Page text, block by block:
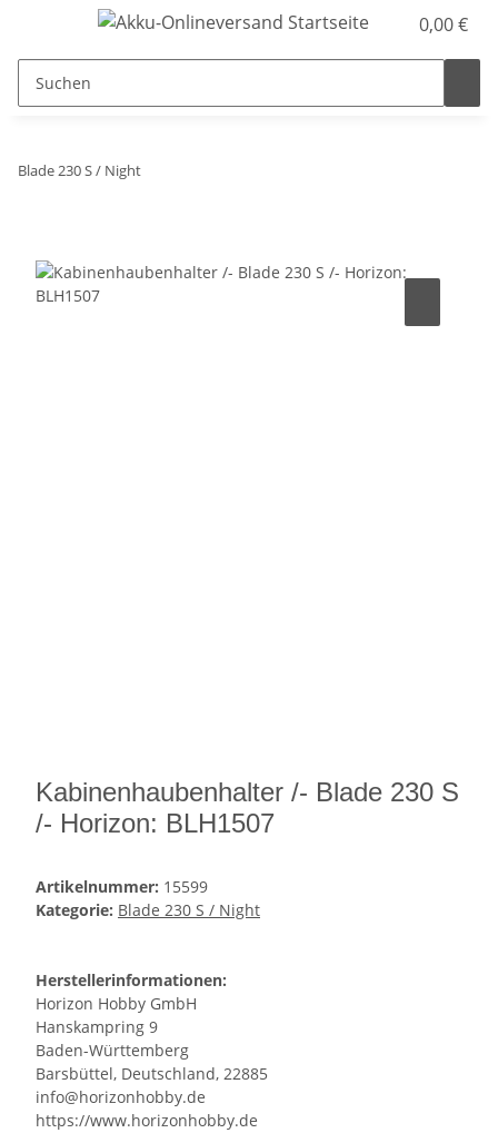
0,00 €
Blade 230 S / Night
Kabinenhaubenhalter /- Blade 230 S
/- Horizon: BLH1507
Artikelnummer: 15599
Kategorie: Blade 230 S / Night
Herstellerinformationen:
Horizon Hobby GmbH
Hanskampring 9
Baden-Württemberg
Barsbüttel, Deutschland, 22885
info@horizonhobby.de
https://www.horizonhobby.de